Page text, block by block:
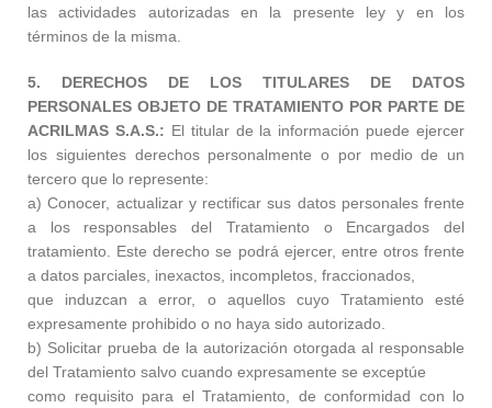
las actividades autorizadas en la presente ley y en los
términos de la misma.
5. DERECHOS DE LOS TITULARES DE DATOS
PERSONALES OBJETO DE TRATAMIENTO POR PARTE DE
ACRILMAS S.A.S.: El titular de la información puede ejercer
los siguientes derechos personalmente o por medio de un
tercero que lo represente:
a) Conocer, actualizar y rectificar sus datos personales frente
a los responsables del Tratamiento o Encargados del
tratamiento. Este derecho se podrá ejercer, entre otros frente
a datos parciales, inexactos, incompletos, fraccionados,
que induzcan a error, o aquellos cuyo Tratamiento esté
expresamente prohibido o no haya sido autorizado.
b) Solicitar prueba de la autorización otorgada al responsable
del Tratamiento salvo cuando expresamente se exceptúe
como requisito para el Tratamiento, de conformidad con lo